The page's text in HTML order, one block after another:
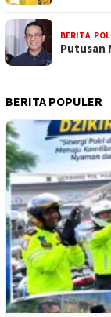
BERITA,
Putusan
BERITA POPULER